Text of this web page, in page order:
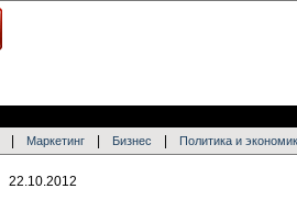
Маркетинг Бизнес Политика и
22.10.2012